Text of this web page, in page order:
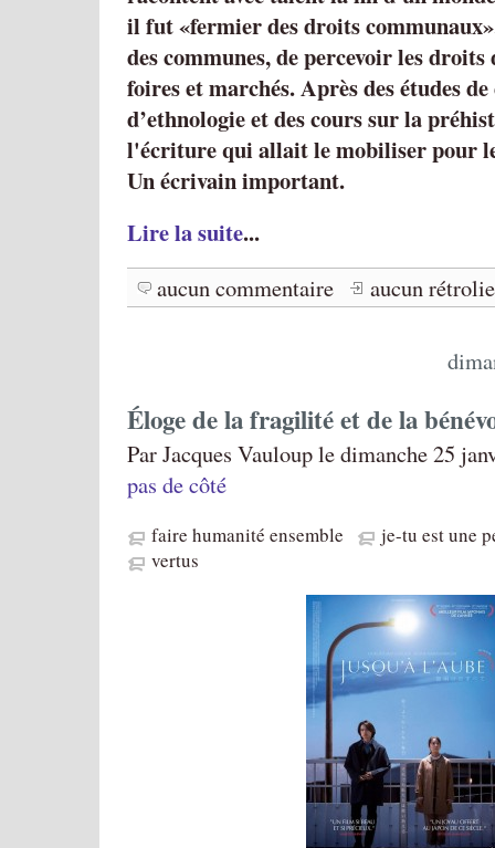
il fut fermier des droits communaux
des communes, de percevoir les droits
foires et marchés. Après des études
d’ethnologie et des cours sur la
l'écriture qui allait le mobiliser pour
Un écrivain important.
Lire la suite...
aucun commentaire aucun
Éloge de la fragilité et de la
Par Jacques Vauloup le dimanche 25
pas de côté
faire humanité ensemble
je-tu est une
vertus